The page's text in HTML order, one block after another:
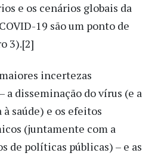
e os cenários globais da
19 são um ponto de
3).[2]
incertezas
a disseminação do vírus (e a
à saúde) e os efeitos
(juntamente com a
de políticas públicas) – e as